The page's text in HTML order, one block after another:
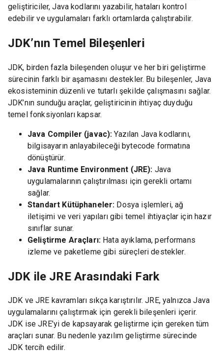
geliştiriciler, Java kodlarını yazabilir, hataları kontrol
edebilir ve uygulamaları farklı ortamlarda çalıştırabilir.
JDK’nın Temel Bileşenleri
JDK, birden fazla bileşenden oluşur ve her biri geliştirme
sürecinin farklı bir aşamasını destekler. Bu bileşenler, Java
ekosisteminin düzenli ve tutarlı şekilde çalışmasını sağlar.
JDK’nın sunduğu araçlar, geliştiricinin ihtiyaç duyduğu
temel fonksiyonları kapsar.
Java Compiler (javac):Yazılan Java kodlarını,
bilgisayarın anlayabileceği bytecode formatına
dönüştürür.
Java Runtime Environment (JRE): Java
uygulamalarının çalıştırılması için gerekli ortamı
sağlar.
Standart Kütüphaneler: Dosya işlemleri, ağ
iletişimi ve veri yapıları gibi temel ihtiyaçlar için hazır
sınıflar sunar.
Geliştirme Araçları: Hata ayıklama, performans
izleme ve paketleme gibi süreçleri destekler.
JDK ile JRE Arasındaki Fark
JDK ve JRE kavramları sıkça karıştırılır. JRE, yalnızca Java
uygulamalarını çalıştırmak için gerekli bileşenleri içerir.
JDK ise JRE’yi de kapsayarak geliştirme için gereken tüm
araçları sunar. Bu nedenle yazılım geliştirme sürecinde
JDK tercih edilir.